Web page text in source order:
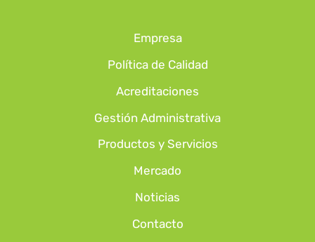
Empresa
Política de Calidad
Acreditaciones
Gestión Administrativa
Productos y Servicios
Mercado
Noticias
Contacto